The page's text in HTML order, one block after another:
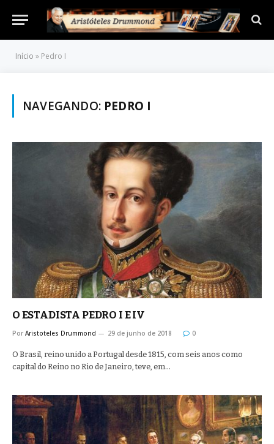
Início » Pedro I
NAVEGANDO: PEDRO I
O ESTADISTA PEDRO I E IV
Por Aristoteles Drummond 29 de junho de 2018 0
O Brasil, reino unido a Portugal desde 1815, com seis anos como
capital do Reino no Rio de Janeiro, teve, em…